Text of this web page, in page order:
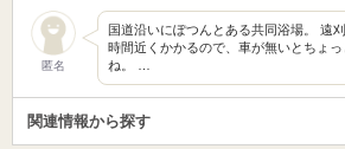
匿名
国道沿いにぽつんとある共同浴場。 遠
時間近くかかるので、車が無いとちょ
ね。 …
関連情報から探す